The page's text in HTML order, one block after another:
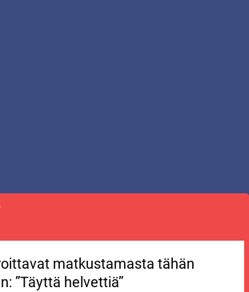
matkustamasta tähän
”Täyttä helvettiä”